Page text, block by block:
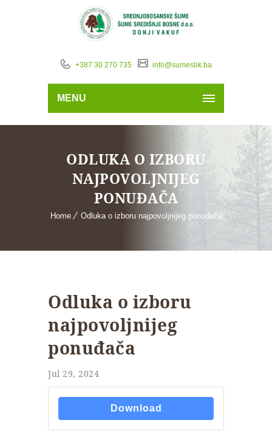
+387 30 270 735 info@sumesbk.ba
MENU
ODLUKA O IZBORU
NAJPOVOLJNIJEG
PONUĐAČA
Home Odluka o izboru najpovoljnijeg ponuđača
Odluka o izboru
najpovoljnijeg
ponuđača
Jul 29, 2024
Download